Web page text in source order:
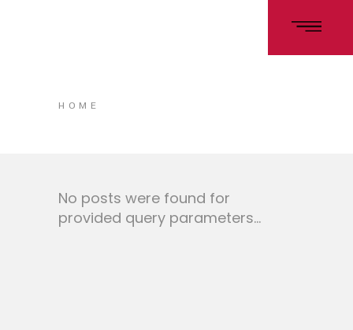
HOME
No posts were found for
provided query parameters...